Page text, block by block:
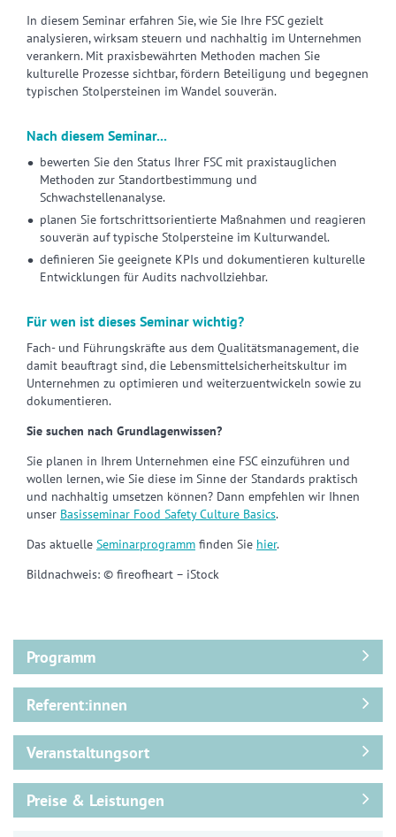
In diesem Seminar erfahren Sie, wie Sie Ihre FSC gezielt
analysieren, wirksam steuern und nachhaltig im Unternehmen
verankern. Mit praxisbewährten Methoden machen Sie
kulturelle Prozesse sichtbar, fördern Beteiligung und begegnen
typischen Stolpersteinen im Wandel souverän.
Nach diesem Seminar...
bewerten Sie den Status Ihrer FSC mit praxistauglichen
Methoden zur Standortbestimmung und
Schwachstellenanalyse.
planen Sie fortschrittsorientierte Maßnahmen und reagieren
souverän auf typische Stolpersteine im Kulturwandel.
definieren Sie geeignete KPIs und dokumentieren kulturelle
Entwicklungen für Audits nachvollziehbar.
Für wen ist dieses Seminar wichtig?
Fach- und Führungskräfte aus dem Qualitätsmanagement, die
damit beauftragt sind, die Lebensmittelsicherheitskultur im
Unternehmen zu optimieren und weiterzuentwickeln sowie zu
dokumentieren.
Sie suchen nach Grundlagenwissen?
Sie planen in Ihrem Unternehmen eine FSC einzuführen und
wollen lernen, wie Sie diese im Sinne der Standards praktisch
und nachhaltig umsetzen können? Dann empfehlen wir Ihnen
unser Basisseminar Food Safety Culture Basics.
Das aktuelle Seminarprogramm finden Sie hier.
Bildnachweis: © fireofheart – iStock
Programm
Referent:innen
Veranstaltungsort
Preise & Leistungen